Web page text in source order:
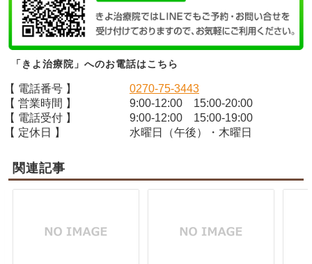
「きよ治療院」へのお電話はこちら
【 電話番号 】
0270-75-3443
【 営業時間 】
9:00-12:00 15:00-20:00
【 電話受付 】
9:00-12:00 15:00-19:00
【 定休日 】
水曜日（午後）・木曜日
関連記事